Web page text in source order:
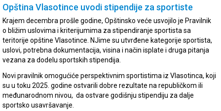
Opština Vlasotince uvodi stipendije za sportiste
Krajem decembra prošle godine, Opštinsko veće usvojilo je Pravilnik
o bližim uslovima i kriterijumima za stipendiranje sportista sa
teritorije opštine Vlasotince. NJime su utvrđene kategorije sportista,
uslovi, potrebna dokumentacija, visina i način isplate i druga pitanja
vezana za dodelu sportskih stipendija.
Novi pravilnik omogućiće perspektivnim sportistima iz Vlasotinca, koji
su u toku 2025. godine ostvarili dobre rezultate na republičkom ili
međunarodnom nivou, da ostvare godišnju stipendiju za dalje
sportsko usavršavanje.